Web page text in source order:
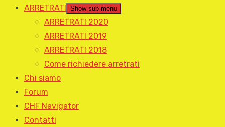
ARRETRATI
Show sub menu
ARRETRATI 2020
ARRETRATI 2019
ARRETRATI 2018
Come richiedere arretrati
Chi siamo
Forum
CHF Navigator
Contatti